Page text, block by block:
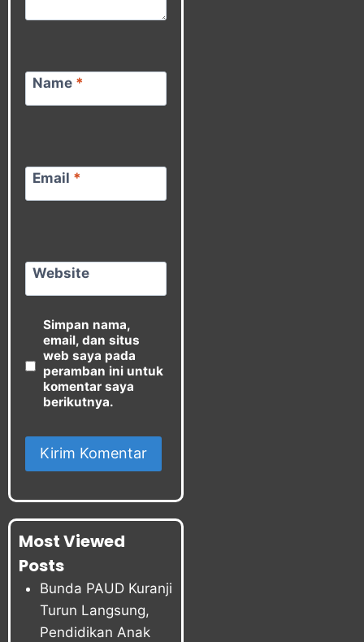
Name *
Email *
Website
Simpan nama,
email, dan situs
web saya pada
peramban ini untuk
komentar saya
berikutnya.
Most Viewed
Posts
Bunda PAUD Kuranji
Turun Langsung,
Pendidikan Anak